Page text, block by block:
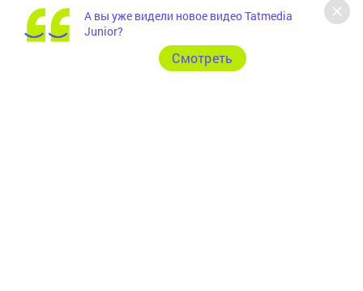
А вы уже видели новое видео Tatmedia
Junior?
Cмотреть